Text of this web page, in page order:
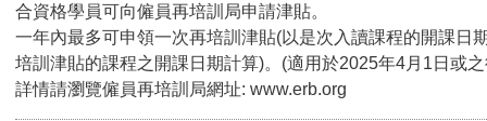
合資格學員可向僱員再培訓局申請津貼。
一年內最多可申領一次再培訓津貼(以是次入讀課程的開課日
培訓津貼的課程之開課日期計算)。(適用於2025年4月1日或
詳情請瀏覽僱員再培訓局網址: www.erb.org